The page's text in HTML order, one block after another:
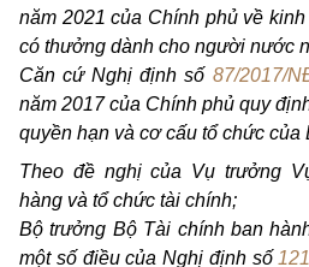
năm 2021 của Chính phủ về
có thưởng dành cho người nước
Căn cứ Nghị định số 87/2017/
năm 2017 của Chính phủ quy
quyền hạn và cơ cấu tổ chức của
Theo đề nghị của Vụ trưởng
hàng và tổ chức tài chính;
Bộ trưởng Bộ Tài chính ban
một số điều của Nghị định số